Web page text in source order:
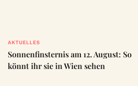
AKTUELLES
Sonnenfinsternis am 12. August: So
könnt ihr sie in Wien sehen